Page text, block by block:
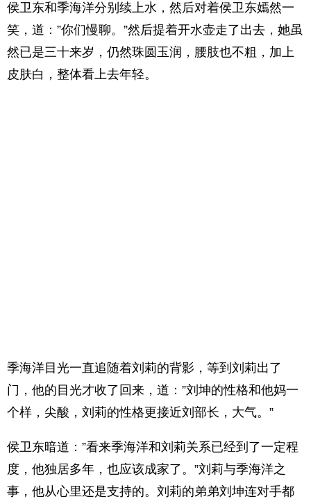
侯卫东和季海洋分别续上水，然后对着侯卫东嫣然一
笑，道：”你们慢聊。”然后提着开水壶走了出去，她虽
然已是三十来岁，仍然珠圆玉润，腰肢也不粗，加上
皮肤白，整体看上去年轻。
季海洋目光一直追随着刘莉的背影，等到刘莉出了
门，他的目光才收了回来，道：”刘坤的性格和他妈一
个样，尖酸，刘莉的性格更接近刘部长，大气。”
侯卫东暗道：”看来季海洋和刘莉关系已经到了一定程
度，他独居多年，也应该成家了。”刘莉与季海洋之
事，他从心里还是支持的。刘莉的弟弟刘坤连对手都